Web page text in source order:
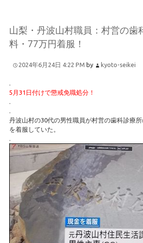
山梨・丹波山村職員：村営の歯
料・77万円着服！
2024年6月24日 4:22 PM by kyoto-seikei
5月31日付けで懲戒免職処分！
丹波山村の30代の男性職員が村営の歯科診療
を着服していた。